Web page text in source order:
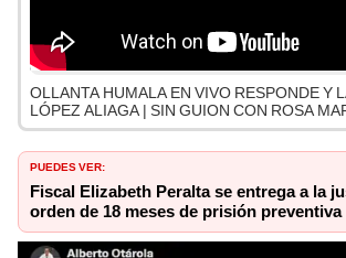
OLLANTA HUMALA EN VIVO RESPONDE Y
LÓPEZ ALIAGA | SIN GUION CON ROSA
PUEDES VER:
Fiscal Elizabeth Peralta se entrega a la
orden de 18 meses de prisión preventiva